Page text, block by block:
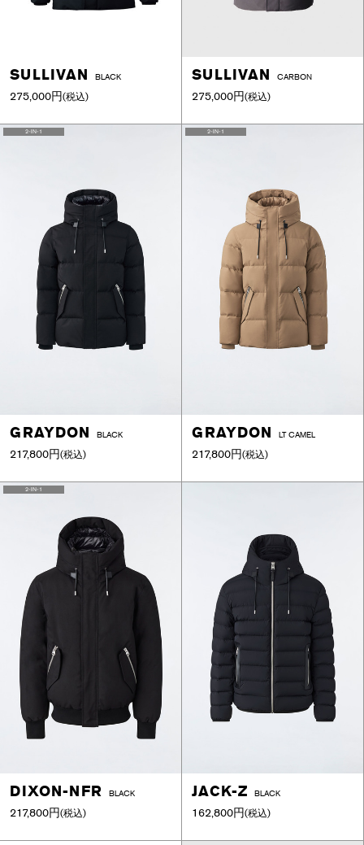
SULLIVAN BLACK
275,000円(税込)
SULLIVAN CARBON
275,000円(税込)
2-IN-1
GRAYDON BLACK
217,800円(税込)
2-IN-1
GRAYDON LT CAMEL
217,800円(税込)
2-IN-1
DIXON-NFR BLACK
217,800円(税込)
JACK-Z BLACK
162,800円(税込)